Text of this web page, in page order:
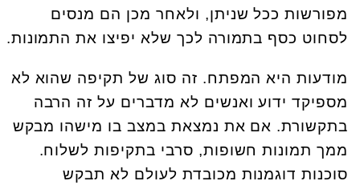
מפורשות ככל שניתן, ולאחר מכן הם מנסים
לסחוט כסף בתמורה לכך שלא יפיצו את התמונות.
מודעות היא המפתח. זה סוג של תקיפה שהוא לא
מספיקד ידוע ואנשים לא מדברים על זה הרבה
בתקשורת. אם את נמצאת במצב בו מישהו מבקש
ממך תמונות חשופות, סרבי בתקיפות לשלוח.
סוכנות דוגמנות מכובדת לעולם לא תבקש